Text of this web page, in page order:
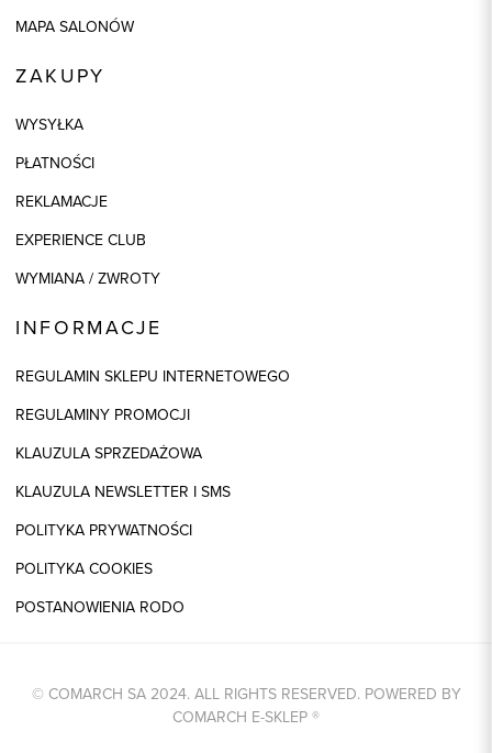
MAPA SALONÓW
ZAKUPY
WYSYŁKA
PŁATNOŚCI
REKLAMACJE
EXPERIENCE CLUB
WYMIANA / ZWROTY
INFORMACJE
REGULAMIN SKLEPU INTERNETOWEGO
REGULAMINY PROMOCJI
KLAUZULA SPRZEDAŻOWA
KLAUZULA NEWSLETTER I SMS
POLITYKA PRYWATNOŚCI
POLITYKA COOKIES
POSTANOWIENIA RODO
© COMARCH SA 2024. ALL RIGHTS RESERVED. POWERED BY
COMARCH E-SKLEP ®